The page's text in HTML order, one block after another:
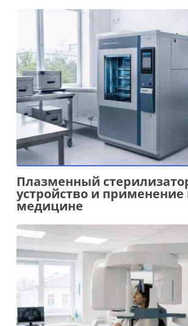
Плазменный
устройство и применение
медицине